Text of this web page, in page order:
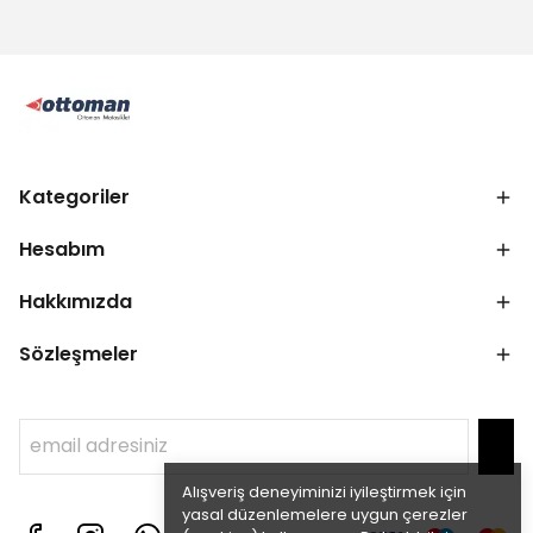
Alışveriş deneyiminizi iyileştirmek için
yasal düzenlemelere uygun çerezler
Kategoriler
Hesabım
Hakkımızda
Sözleşmeler